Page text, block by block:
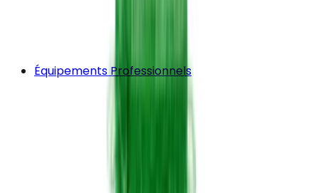
Équipements Professionnels